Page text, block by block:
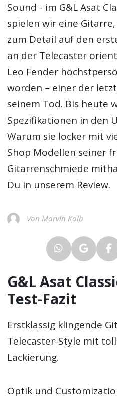
Sound - im G&L Asat
spielen wir eine
zum Detail auf den
an der Telecaster
Leo Fender
worden – einer der
seinem Tod. Bis heute
Spezifikationen in den
Warum sie locker mit
Shop Modellen seiner
Gitarrenschmiede
Du in unserem Review.
Von Marvin Kolb
G&L Asat
Test-Fazit
Erstklassig klingende
Telecaster-Style mit
Lackierung.
Optik und